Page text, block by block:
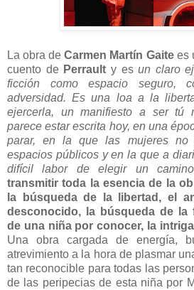
La obra deCarmen Martín Gaitees
cuento de Perrault y esun claro
ficción como espacio seguro,
adversidad. Es una loa a la
ejercerla, un manifiesto a ser tú
parece estar escrita hoy, en una
parar, en la que las mujeres no
espacios públicos y en la que a
difícil labor de elegir un camino
transmitir toda la esencia de la
la búsqueda de la libertad, el
desconocido, la búsqueda de la
de una niña por conocer, la
Una obra cargada de energía,
atrevimiento a la hora de plasmar
tan reconocible para todas las
de las peripecias de esta niña por